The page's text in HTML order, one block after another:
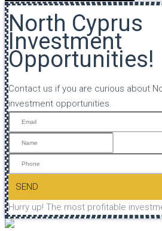
North Cyprus
Investment
Opportunities!
Contact us if you are curious about
investment opportunities.
SEND
Hurry up! The most profitable